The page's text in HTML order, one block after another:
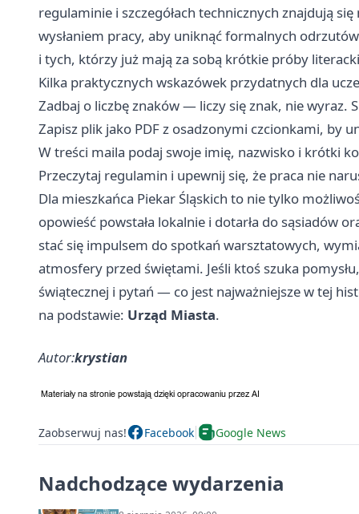
regulaminie i szczegółach technicznych znajdują
wysłaniem pracy, aby uniknąć formalnych
i tych, którzy już mają za sobą krótkie próby
Kilka praktycznych wskazówek przydatnych dla
Zadbaj o liczbę znaków — liczy się znak, nie wyraz.
Zapisz plik jako PDF z osadzonymi czcionkami, by
W treści maila podaj swoje imię, nazwisko i krótki
Przeczytaj regulamin i upewnij się, że praca nie
Dla mieszkańca Piekar Śląskich to nie tylko
opowieść powstała lokalnie i dotarła do sąsiadów
stać się impulsem do spotkań warsztatowych,
atmosfery przed świętami. Jeśli ktoś szuka
świątecznej i pytań — co jest najważniejsze w tej
na podstawie: Urząd Miasta.
Autor:krystian
Zaobserwuj nas! Facebook Google News
Nadchodzące wydarzenia